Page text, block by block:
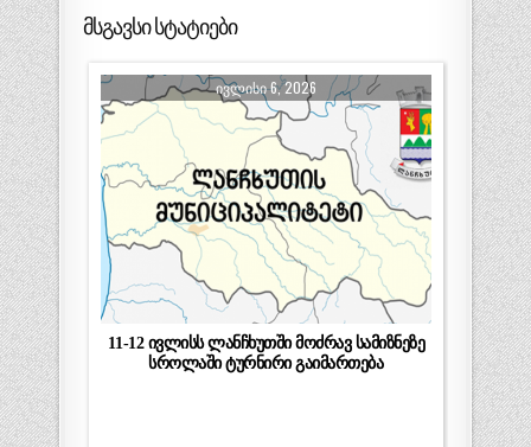
მსგავსი სტატიები
ᲘᲕᲚᲘᲡᲘ 6, 2026
11-12 ივლისს ლანჩხუთში მოძრავ სამიზნეზე
სროლაში ტურნირი გაიმართება